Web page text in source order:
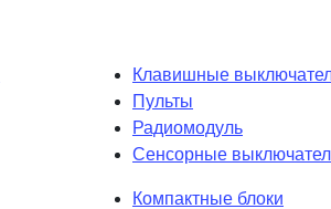
Клавишные
Пульты
Радиомодуль
Сенсорные
Компактные блоки